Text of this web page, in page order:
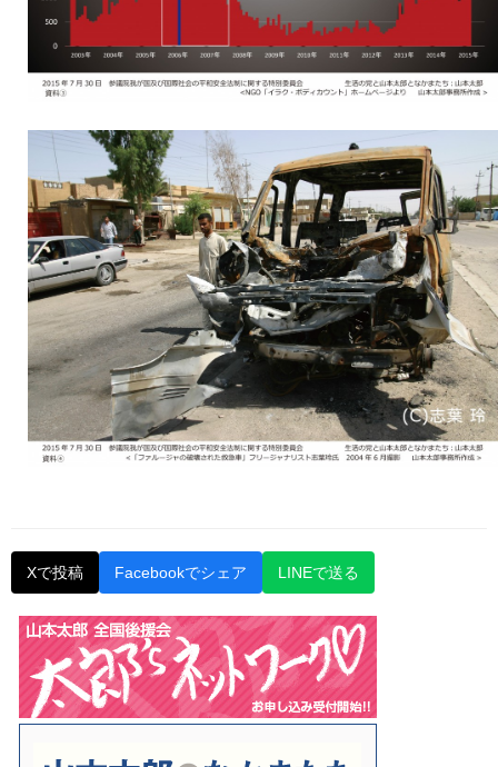
Xで投稿 Facebookでシェア LINEで送る